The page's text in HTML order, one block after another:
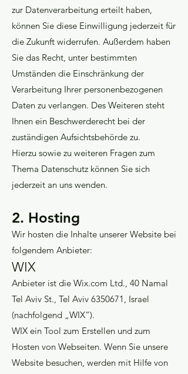
zur Datenverarbeitung erteilt haben,
können Sie diese Einwilligung jederzeit für
die Zukunft widerrufen. Außerdem haben
Sie das Recht, unter bestimmten
Umständen die Einschränkung der
Verarbeitung Ihrer personenbezogenen
Daten zu verlangen. Des Weiteren steht
Ihnen ein Beschwerderecht bei der
zuständigen Aufsichtsbehörde zu.
Hierzu sowie zu weiteren Fragen zum
Thema Datenschutz können Sie sich
jederzeit an uns wenden.
2. Hosting
Wir hosten die Inhalte unserer Website bei
folgendem Anbieter:
WIX
Anbieter ist die Wix.com Ltd., 40 Namal
Tel Aviv St., Tel Aviv 6350671 , Israel
(nachfolgend „WIX“).
WIX ein Tool zum Erstellen und zum
Hosten von Webseiten. Wenn Sie unsere
Website besuchen, werden mit Hilfe von